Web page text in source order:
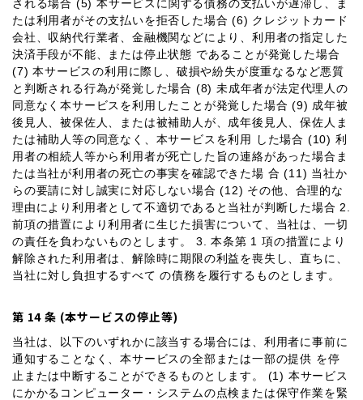
される場合 (5) 本サービスに関する債務の支払いが遅滞し、ま
たは利用者がその支払いを拒否した場合 (6) クレジットカード
会社、収納代行業者、金融機関などにより、利用者の指定した
決済手段が不能、または停止状態 であることが発覚した場合
(7) 本サービスの利用に際し、破損や紛失が度重なるなど悪質
と判断される行為が発覚した場合 (8) 未成年者が法定代理人の
同意なく本サービスを利用したことが発覚した場合 (9) 成年被
後見人、被保佐人、または被補助人が、成年後見人、保佐人ま
たは補助人等の同意なく、本サービスを利用 した場合 (10) 利
用者の相続人等から利用者が死亡した旨の連絡があった場合ま
たは当社が利用者の死亡の事実を確認できた場 合 (11) 当社か
らの要請に対し誠実に対応しない場合 (12) その他、合理的な
理由により利用者として不適切であると当社が判断した場合 2.
前項の措置により利用者に生じた損害について、当社は、一切
の責任を負わないものとします。 3. 本条第 1 項の措置により
解除された利用者は、解除時に期限の利益を喪失し、直ちに、
当社に対し負担するすべて の債務を履行するものとします。
第 14 条 (本サービスの停止等)
当社は、以下のいずれかに該当する場合には、利用者に事前に
通知することなく、本サービスの全部または一部の提供 を停
止または中断することができるものとします。 (1) 本サービス
にかかるコンピューター・システムの点検または保守作業を緊